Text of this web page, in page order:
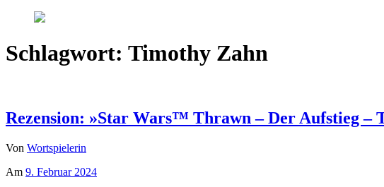
Schlagwort: Timothy Zahn
Rezension: »Star Wars™ Thrawn – Der Aufstieg –
Von Wortspielerin
Am 9. Februar 2024